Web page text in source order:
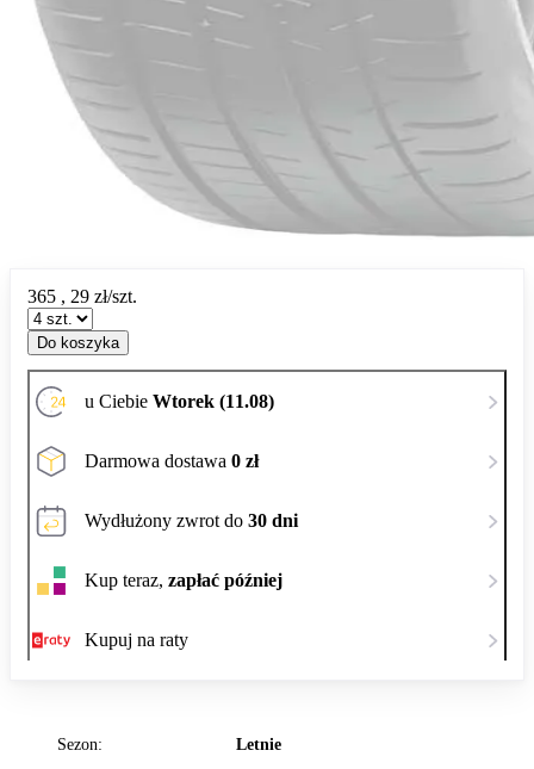
Sezon: Letnie
365 , 29 zł/szt.
Do koszyka
u Ciebie Wtorek (11.08)
Darmowa dostawa 0 zł
Wydłużony zwrot do 30 dni
Kup teraz, zapłać później
Kupuj na raty